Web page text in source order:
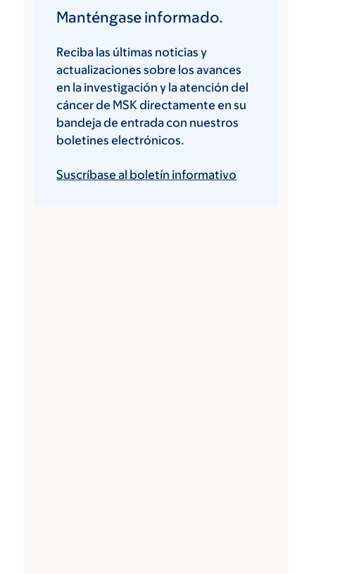
Manténgase informado.
Reciba las últimas noticias y
actualizaciones sobre los avances
en la investigación y la atención del
cáncer de MSK directamente en su
bandeja de entrada con nuestros
boletines electrónicos.
Suscríbase al boletín informativo